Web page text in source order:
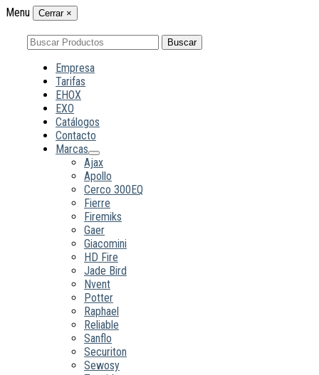
Menu Cerrar ×
Buscar
por:
Buscar
Empresa
Tarifas
EHOX
EXO
Catálogos
Contacto
Marcas
Ajax
Apollo
Cerco 300EQ
Fierre
Firemiks
Gaer
Giacomini
HD Fire
Jade Bird
Nvent
Potter
Raphael
Reliable
Sanflo
Securiton
Sewosy